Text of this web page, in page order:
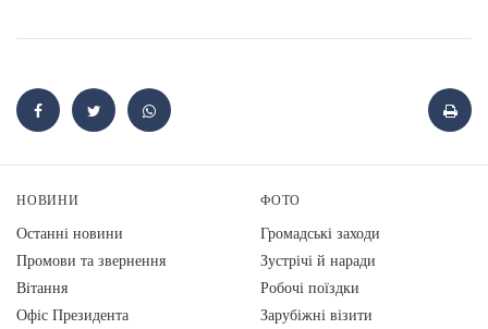
НОВИНИ
Останні новини
Промови та звернення
Вiтання
Офіс Президента
ФОТО
Громадські заходи
Зустрічі й наради
Робочі поїздки
Зарубіжні візити